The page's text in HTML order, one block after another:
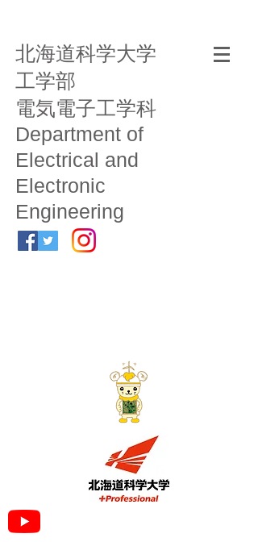
北海道科学大学
工学部
電気電子工学科
Department of
Electrical and
Electronic
Engineering